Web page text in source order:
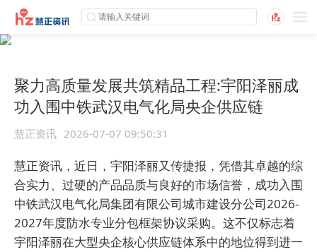
聚力高质量发展共筑精品工程:宇阳泽丽成
功入围中铁武汉电气化局央企供应链
慧正资讯 2026-07-07 09:50:31
慧正资讯，近日，宇阳泽丽又传捷报，凭借其卓越的综
合实力、过硬的产品品质与良好的市场信誉，成功入围
中铁武汉电气化局集团有限公司城市建设分公司2026-
2027年度防水专业分包框架协议采购。这不仅标志着
宇阳泽丽在大型央企核心供应链体系中的地位得到进一